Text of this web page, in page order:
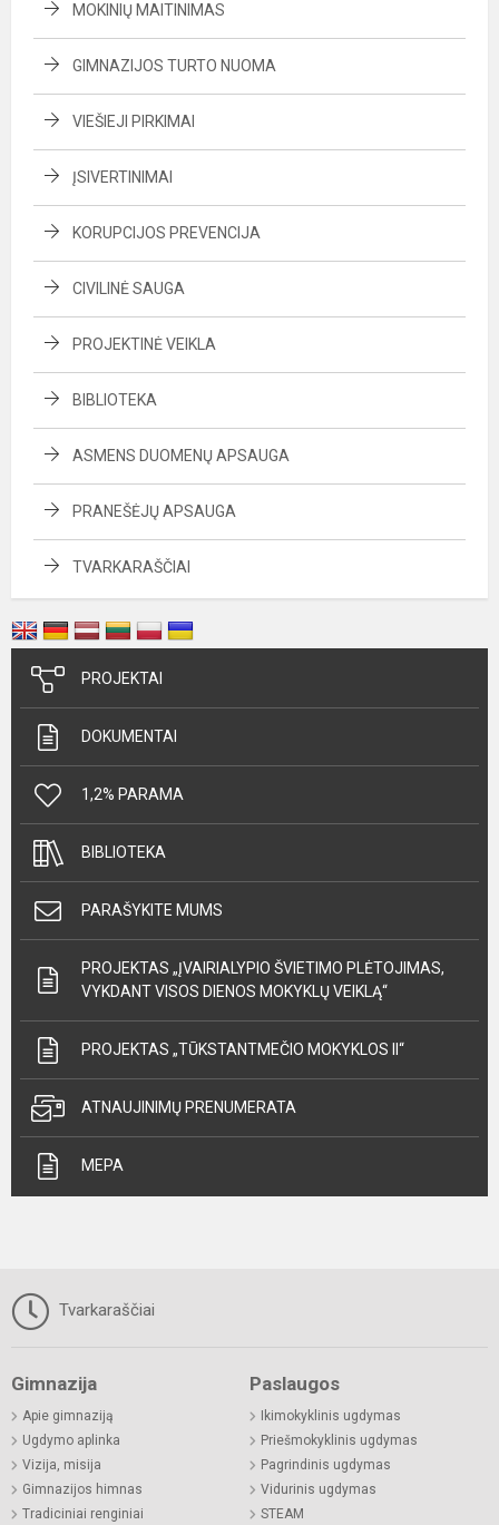
MOKINIŲ MAITINIMAS
GIMNAZIJOS TURTO NUOMA
VIEŠIEJI PIRKIMAI
ĮSIVERTINIMAI
KORUPCIJOS PREVENCIJA
CIVILINĖ SAUGA
PROJEKTINĖ VEIKLA
BIBLIOTEKA
ASMENS DUOMENŲ APSAUGA
PRANEŠĖJŲ APSAUGA
TVARKARAŠČIAI
PROJEKTAI
DOKUMENTAI
1,2% PARAMA
BIBLIOTEKA
PARAŠYKITE MUMS
PROJEKTAS „ĮVAIRIALYPIO ŠVIETIMO PLĖTOJIMAS,
VYKDANT VISOS DIENOS MOKYKLŲ VEIKLĄ“
PROJEKTAS „TŪKSTANTMEČIO MOKYKLOS II“
ATNAUJINIMŲ PRENUMERATA
MEPA
Tvarkaraščiai
Gimnazija
Apie gimnaziją
Ugdymo aplinka
Vizija, misija
Gimnazijos himnas
Tradiciniai renginiai
Paslaugos
Ikimokyklinis ugdymas
Priešmokyklinis ugdymas
Pagrindinis ugdymas
Vidurinis ugdymas
STEAM